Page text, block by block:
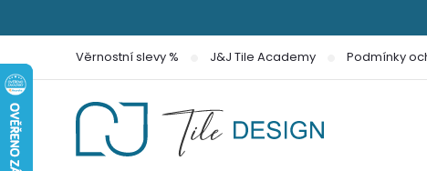
na
obsah
Věrnostní slevy % J&J Tile Academy Podmínky